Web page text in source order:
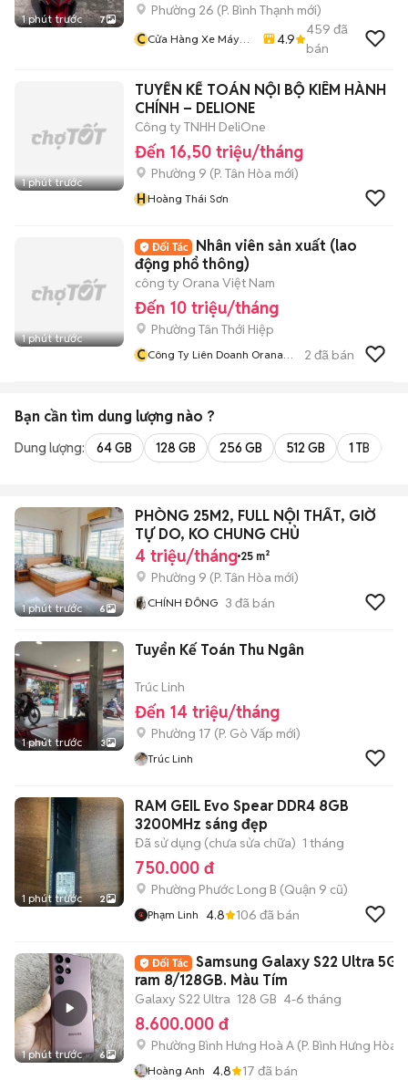
1 phút trước 7
Phường 26 (P. Bình Thạnh mới)
CCửa Hàng Xe Máy
4.9
459 đã
bán
1 phút trước
TUYỂN KẾ TOÁN NỘI BỘ KIÊM HÀNH
CHÍNH – DELIONE
Công ty TNHH DeliOne
Đến 16,50 triệu/tháng
Phường 9 (P. Tân Hòa mới)
HHoàng Thái Sơn
1 phút trước
Nhân viên sản xuất (lao
động phổ thông)
công ty Orana Việt Nam
Đến 10 triệu/tháng
Phường Tân Thới Hiệp
CCông Ty Liên Doanh Orana
2 đã bán
Bạn cần tìm dung lượng nào ?
Dung lượng: 64 GB 128 GB 256 GB 512 GB 1 TB
1 phút trước 6
PHÒNG 25M2, FULL NỘI THẤT, GIỜ
TỰ DO, KO CHUNG CHỦ
4 triệu/tháng 25 m²
Phường 9 (P. Tân Hòa mới)
CHÍNH ĐÔNG 3 đã bán
1 phút trước 3
Tuyển Kế Toán Thu Ngân
Trúc Linh
Đến 14 triệu/tháng
Phường 17 (P. Gò Vấp mới)
Trúc Linh
1 phút trước 2
RAM GEIL Evo Spear DDR4 8GB
3200MHz sáng đẹp
Đã sử dụng (chưa sửa chữa) 1 tháng
750.000 đ
Phường Phước Long B (Quận 9 cũ)
Phạm Linh 4.8 106 đã bán
1 phút trước 6
Samsung Galaxy S22 Ultra 5G
ram 8/128GB. Màu Tím
Galaxy S22 Ultra 128 GB 4-6 tháng
8.600.000 đ
Phường Bình Hưng Hoà A (P. Bình Hưng Hòa
Hoàng Anh 4.8 17 đã bán